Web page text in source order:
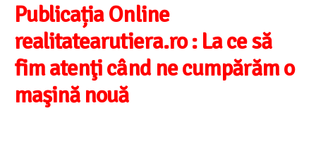
Publicația Online
realitatearutiera.ro : La ce să
fim atenţi când ne cumpărăm o
maşină nouă